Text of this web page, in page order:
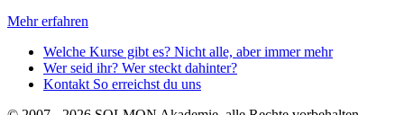
Mehr erfahren
Welche Kurse gibt es? Nicht alle, aber immer mehr
Wer seid ihr? Wer steckt dahinter?
Kontakt So erreichst du uns